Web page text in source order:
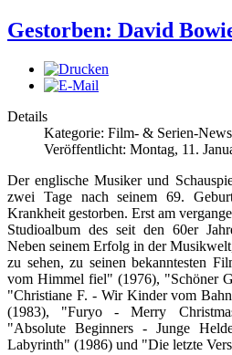
Gestorben: David
Details
Kategorie: Film- & Serien-News
Veröffentlicht: Montag, 11.
Der englische Musiker und
zwei Tage nach seinem 69.
Krankheit gestorben. Erst am
Studioalbum des seit den 60er
Neben seinem Erfolg in der
zu sehen, zu seinen bekanntesten
vom Himmel fiel" (1976), "Schöner
"Christiane F. - Wir Kinder vom
(1983), "Furyo - Merry
"Absolute Beginners - Junge
Labyrinth" (1986) und "Die letzte